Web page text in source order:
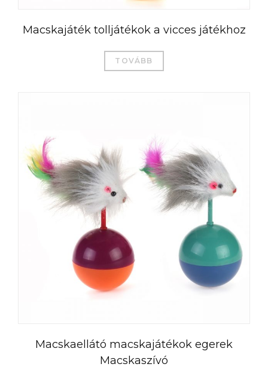
Macskajáték tolljátékok a vicces játékhoz
TOVÁBB
Macskaellátó macskajátékok egerek
Macskaszívó
Português do Brasil